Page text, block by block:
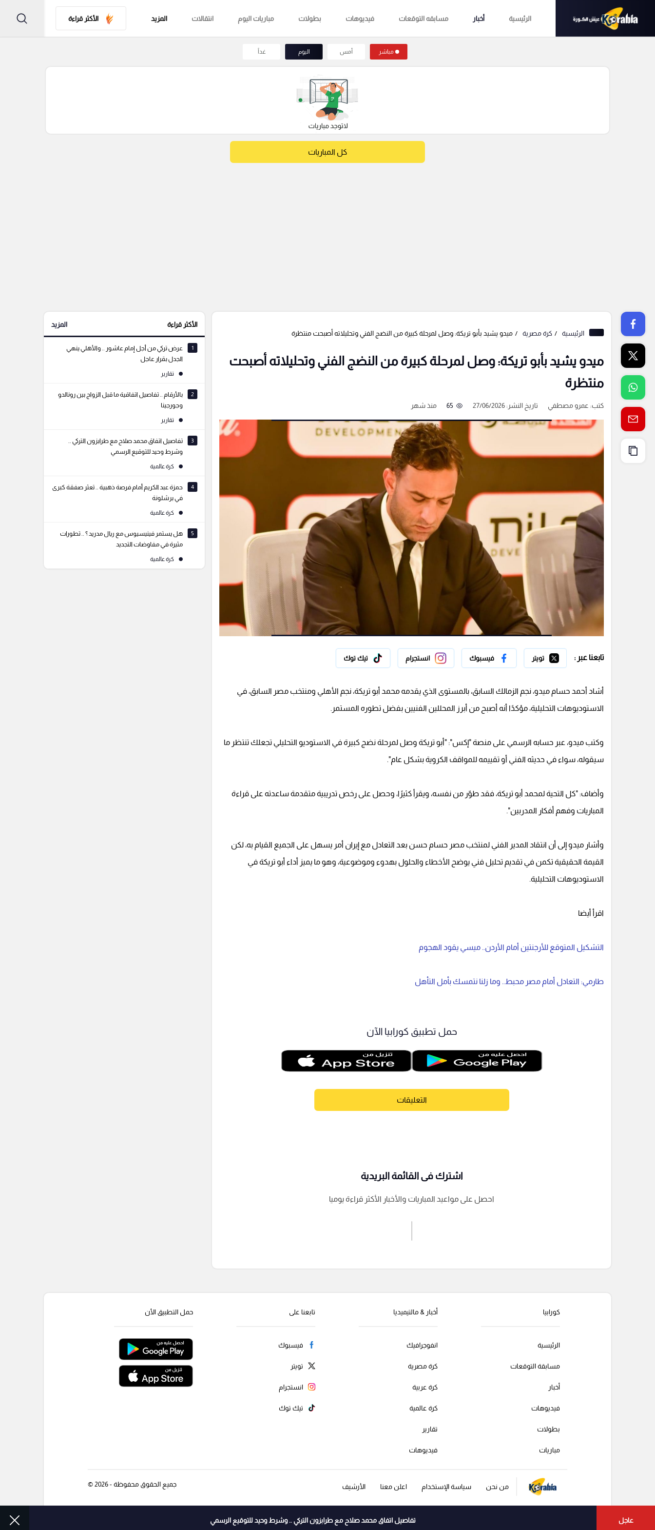
الرئيسية أخبار مسابقه التوقعات فيديوهات بطولات مباريات اليوم انتقالات المزيد الأكثر قراءة
مباشر أمس اليوم غداً
كل المباريات
الرئيسية كرة مصرية ميدو يشيد بأبو تريكة: وصل لمرحلة كبيرة من النضج الفني وتحليلاته أصبحت منتظرة
ميدو يشيد بأبو تريكة: وصل لمرحلة كبيرة من النضج الفني وتحليلاته أصبحت
منتظرة
كتب: عمرو مصطفي تاريخ النشر: 27/06/2026 65 منذ شهر
تابعنا عبر : تويتر فيسبوك انستجرام تيك توك
أشاد أحمد حسام ميدو، نجم الزمالك السابق، بالمستوى الذي يقدمه محمد أبو تريكة، نجم الأهلي ومنتخب مصر السابق، في
الاستوديوهات التحليلية، مؤكدًا أنه أصبح من أبرز المحللين الفنيين بفضل تطوره المستمر.
وكتب ميدو، عبر حسابه الرسمي على منصة "إكس": "أبو تريكة وصل لمرحلة نضج كبيرة في الاستوديو التحليلي تجعلك تنتظر ما
سيقوله، سواء في حديثه الفني أو تقييمه للمواقف الكروية بشكل عام".
وأضاف: "كل التحية لمحمد أبو تريكة، فقد طوّر من نفسه، ويقرأ كثيرًا، وحصل على رخص تدريبية متقدمة ساعدته على قراءة
المباريات وفهم أفكار المدربين".
وأشار ميدو إلى أن انتقاد المدير الفني لمنتخب مصر حسام حسن بعد التعادل مع إيران أمر يسهل على الجميع القيام به، لكن
القيمة الحقيقية تكمن في تقديم تحليل فني يوضح الأخطاء والحلول بهدوء وموضوعية، وهو ما يميز أداء أبو تريكة في
الاستوديوهات التحليلية.
اقرأ أيضا
التشكيل المتوقع للأرجنتين أمام الأردن.. ميسي يقود الهجوم
طارمي: التعادل أمام مصر محبط.. وما زلنا نتمسك بأمل التأهل
حمل تطبيق كورابيا الآن
التعليقات
إرسال تعليق
اشترك فى القائمة البريدية
احصل على مواعيد المباريات والأخبار الأكثر قراءة يوميا
الأكثر قراءة المزيد
1
عرض تركي من أجل إمام عاشور .. والأهلي ينهي
الجدل بقرار عاجل
تقارير
2
بالأرقام .. تفاصيل اتفاقية ما قبل الزواج بين رونالدو
وجورجينا
تقارير
3
تفاصيل اتفاق محمد صلاح مع طرابزون التركي ..
وشرط وحيد للتوقيع الرسمي
كرة عالمية
4
حمزة عبد الكريم أمام فرصة ذهبية .. تعثر صفقة كبرى
في برشلونة
كرة عالمية
5
هل يستمر فينيسيوس مع ريال مدريد ؟ .. تطورات
مثيرة في مفاوضات التجديد
كرة عالمية
عاجل تفاصيل اتفاق محمد صلاح مع طرابزون التركي .. وشرط وحيد للتوقيع الرسمي
كورابيا
الرئيسية
مسابقة التوقعات
أخبار
فيديوهات
بطولات
مباريات
أخبار & مالتيميديا
انفوجرافيك
كرة مصرية
كرة عربية
كرة عالمية
تقارير
فيديوهات
تابعنا على
فيسبوك
تويتر
انستجرام
تيك توك
حمل التطبيق الأن
من نحن سياسة الإستخدام اعلن معنا الأرشيف جميع الحقوق محفوظة - 2026 ©